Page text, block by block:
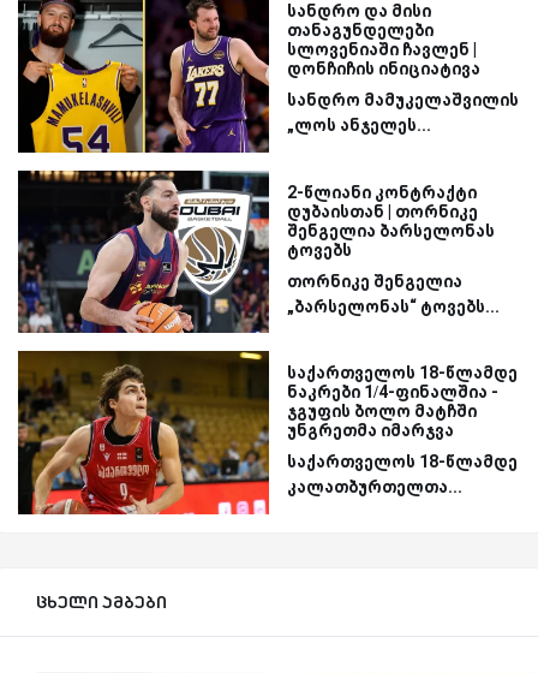
სანდრო და მისი
თანაგუნდელები
სლოვენიაში ჩავლენ |
დონჩიჩის ინიციატივა
სანდრო მამუკელაშვილის
„ლოს ანჯელეს...
2-წლიანი კონტრაქტი
დუბაისთან | თორნიკე
შენგელია ბარსელონას
ტოვებს
თორნიკე შენგელია
„ბარსელონას“ ტოვებს...
საქართველოს 18-წლამდე
ნაკრები 1/4-ფინალშია -
ჯგუფის ბოლო მატჩში
უნგრეთმა იმარჯვა
საქართველოს 18-წლამდე
კალათბურთელთა...
ცხელი ამბები